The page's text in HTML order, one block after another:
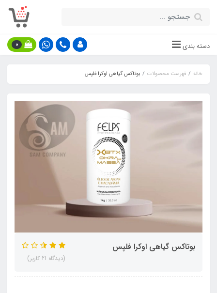
دسته بندی 0
خانه فهرست محصولات بوتاکس گیاهی اوکرا فلپس
بوتاکس گیاهی اوکرا فلپس
(دیدگاه 21 کاربر)